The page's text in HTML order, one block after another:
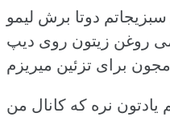
دوتا برش لیمو
روغن زیتون روی دیپ
برای تزئین میریزم
نره که کانال من